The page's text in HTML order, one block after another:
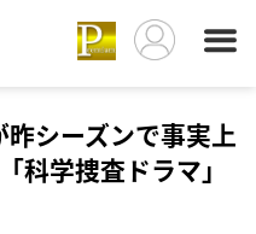
シーズンで事実上
学捜査ドラマ」